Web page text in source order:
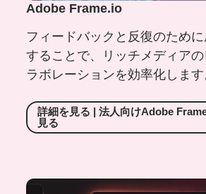
Adobe Frame.io
フィードバックと反復のため
することで、リッチメディア
ラボレーションを効率化します
詳細を見る |法人向けAdobe
見る